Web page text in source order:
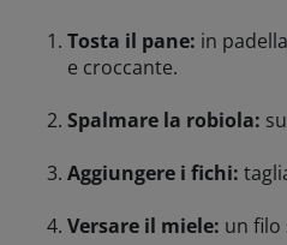
Amicizie
Tosta il pane: in
e croccante.
Spalmare la robiola:
Aggiungere i fichi:
Versare il miele: un filo